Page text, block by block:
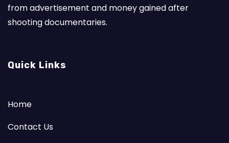
from advertisement and money gained after
shooting documentaries.
Quick Links
Home
Contact Us